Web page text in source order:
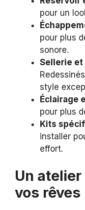
pour un
pour plus
sonore.
Sellerie
style
Éclairage
pour plus
Kits
installer
effort.
Un
vos